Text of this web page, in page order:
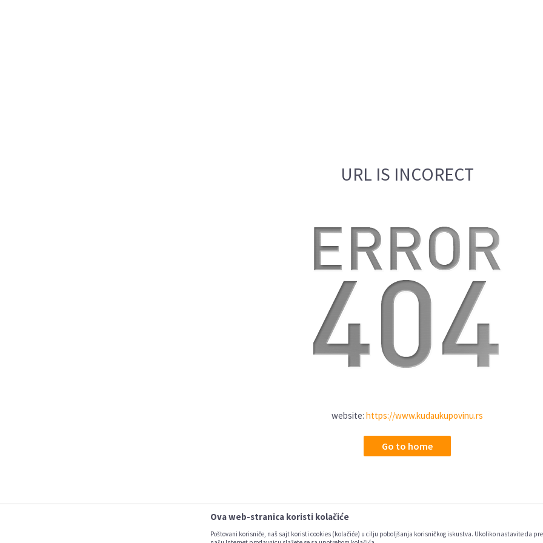
URL IS INCORECT
website: https://www.kudaukupovinu.rs
Go to home
Ova web-stranica koristi kolačiće
Poštovani korisniče, naš sajt koristi cookies (kolačiće) u cilju poboljšanja korisničkog iskustva. Ukoliko nastavite da